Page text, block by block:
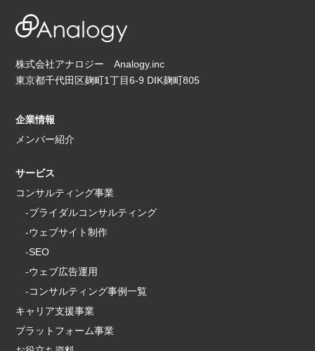
株式会社アナロジー Analogy.inc
東京都千代田区麹町1丁目6-9 DIK麹町805
企業情報
メンバー紹介
サービス
コンサルティング事業
-ブライダルコンサルティング
-ウェブサイト制作
-SEO
-ウェブ広告運用
-コンサルティング事例一覧
キャリア支援事業
プラットフォーム事業